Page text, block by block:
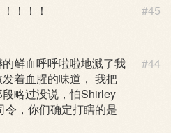
#45
！！！
#44
鲜血呼呼啦啦地溅了我
着血腥的味道， 我把
略过没说，怕Shirley
令，你们确定打瞎的是